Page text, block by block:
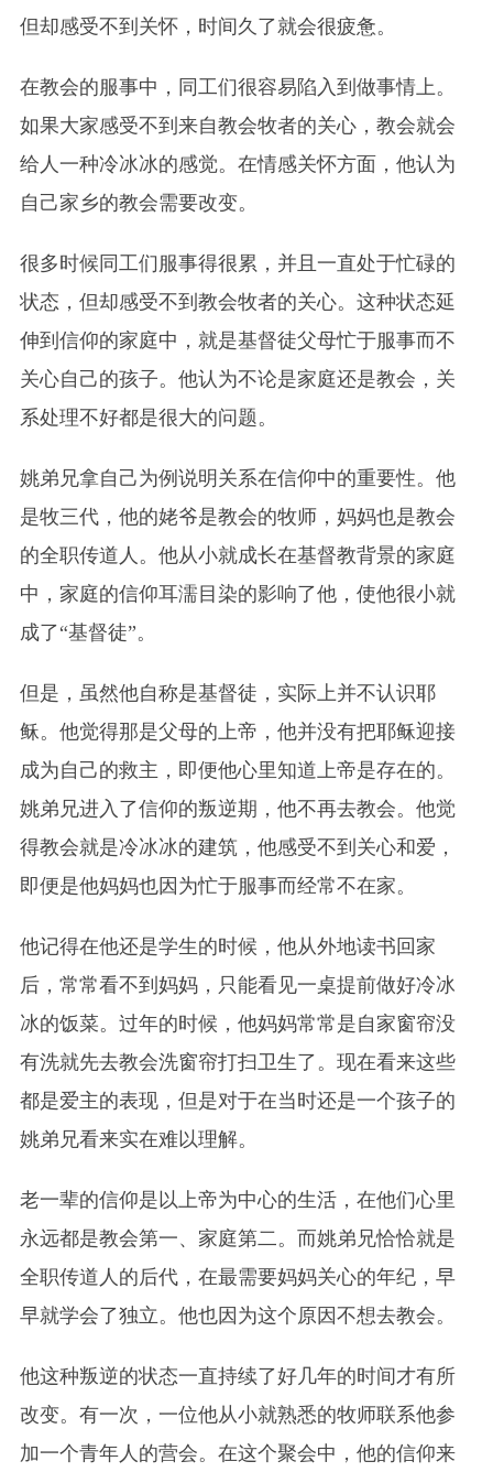
但却感受不到关怀，时间久了就会很疲惫。
在教会的服事中，同工们很容易陷入到做事情上。
如果大家感受不到来自教会牧者的关心，教会就会
给人一种冷冰冰的感觉。在情感关怀方面，他认为
自己家乡的教会需要改变。
很多时候同工们服事得很累，并且一直处于忙碌的
状态，但却感受不到教会牧者的关心。这种状态延
伸到信仰的家庭中，就是基督徒父母忙于服事而不
关心自己的孩子。他认为不论是家庭还是教会，关
系处理不好都是很大的问题。
姚弟兄拿自己为例说明关系在信仰中的重要性。他
是牧三代，他的姥爷是教会的牧师，妈妈也是教会
的全职传道人。他从小就成长在基督教背景的家庭
中，家庭的信仰耳濡目染的影响了他，使他很小就
成了“基督徒”。
但是，虽然他自称是基督徒，实际上并不认识耶
稣。他觉得那是父母的上帝，他并没有把耶稣迎接
成为自己的救主，即便他心里知道上帝是存在的。
姚弟兄进入了信仰的叛逆期，他不再去教会。他觉
得教会就是冷冰冰的建筑，他感受不到关心和爱，
即便是他妈妈也因为忙于服事而经常不在家。
他记得在他还是学生的时候，他从外地读书回家
后，常常看不到妈妈，只能看见一桌提前做好冷冰
冰的饭菜。过年的时候，他妈妈常常是自家窗帘没
有洗就先去教会洗窗帘打扫卫生了。现在看来这些
都是爱主的表现，但是对于在当时还是一个孩子的
姚弟兄看来实在难以理解。
老一辈的信仰是以上帝为中心的生活，在他们心里
永远都是教会第一、家庭第二。而姚弟兄恰恰就是
全职传道人的后代，在最需要妈妈关心的年纪，早
早就学会了独立。他也因为这个原因不想去教会。
他这种叛逆的状态一直持续了好几年的时间才有所
改变。有一次，一位他从小就熟悉的牧师联系他参
加一个青年人的营会。在这个聚会中，他的信仰来